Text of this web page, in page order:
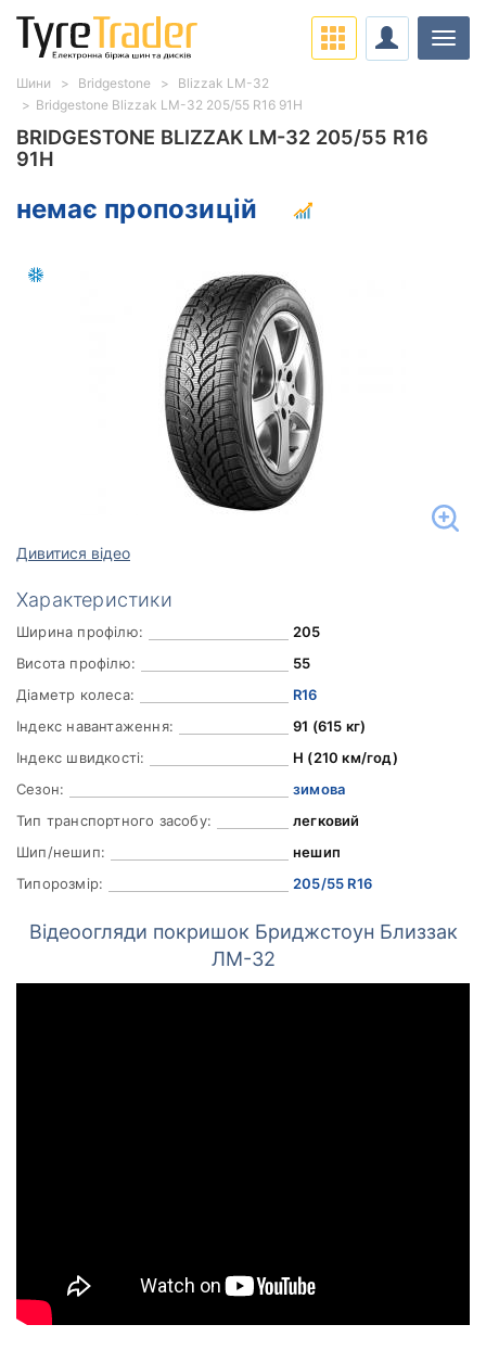
BRIDGESTONE BLIZZAK LM-32 205/55 R16
91H
немає пропозицій
Дивитися відео
Характеристики
Ширина профілю:
205
Висота профілю:
55
Діаметр колеса:
R16
Індекс навантаження:
91 (615 кг)
Індекс швидкості:
H (210 км/год)
Сезон:
зимова
Тип транспортного засобу:
легковий
Шип/нешип:
нешип
Типорозмір:
205/55 R16
Відеоогляди покришок Бриджстоун Близзак
ЛМ-32
Шини Bridgestone
Blizzak LM-32
Bridgestone Blizzak LM-32 205/55 R16 91H